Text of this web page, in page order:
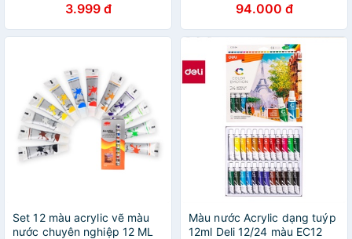
3.999 đ 94.000 đ
Set 12 màu acrylic vẽ màu
nước chuyên nghiệp 12 ML
Màu nước Acrylic dạng tuýp
12ml Deli 12/24 màu EC12